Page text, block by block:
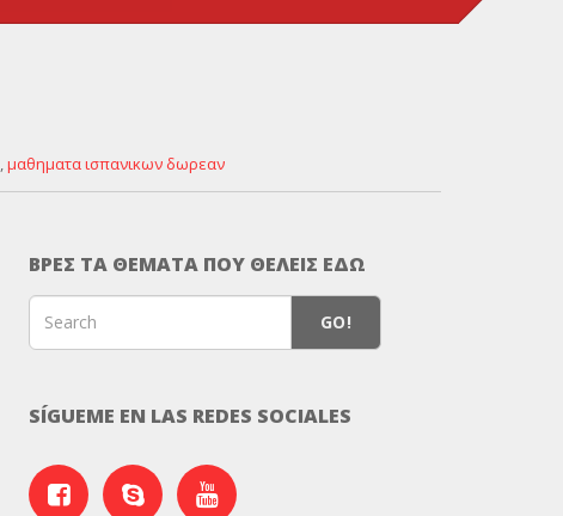
,μαθηματα ισπανικων δωρεαν
ΒΡΕΣ ΤΑ ΘΕΜΑΤΑ ΠΟΥ ΘΕΛΕΙΣ ΕΔΩ
GO!
SÍGUEME EN LAS REDES SOCIALES